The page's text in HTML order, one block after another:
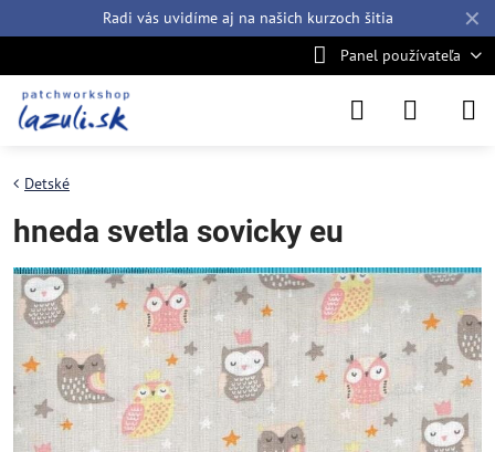
✕
Radi vás uvidíme aj na našich kurzoch šitia
Panel používateľa
Detské
hneda svetla sovicky eu